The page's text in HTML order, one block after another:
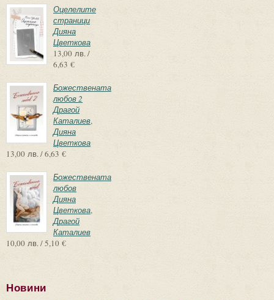
Оцелелите
страници
Дияна
Цветкова
13,00 лв. /
6,63 €
Божествената
любов 2
Драгой
Каталиев,
Дияна
Цветкова
13,00 лв. / 6,63 €
Божествената
любов
Дияна
Цветкова,
Драгой
Каталиев
10,00 лв. / 5,10 €
Новини